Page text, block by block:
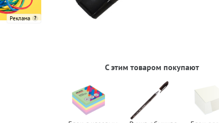
Реклама
С этим товаром покупают